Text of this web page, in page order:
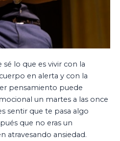
lo que es vivir con la
en alerta y con la
pensamiento puede
un martes a las once
sentir que te pasa algo
que no eras un
atravesando ansiedad.